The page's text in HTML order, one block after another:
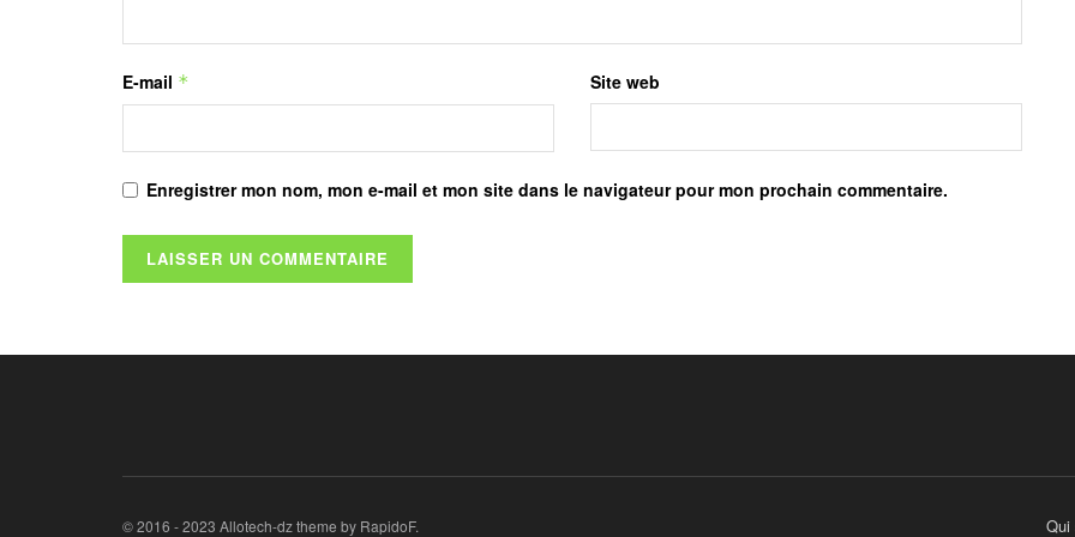
E-mail * Site web
Enregistrer mon nom, mon e-mail et mon site dans le navigateur pour mon prochain commentaire.
Qui
© 2016 - 2023 Allotech-dz theme by RapidoF.